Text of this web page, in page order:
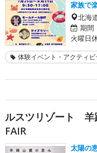
家族で
北海
期間
火曜日
体験イベント・アクティビ
ルスツリゾート
FAIR
太陽の